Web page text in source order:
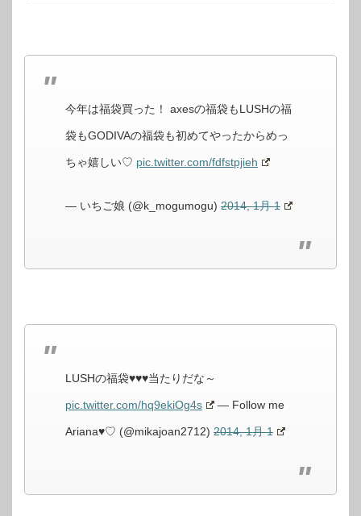
今年は福袋買った！ axesの福袋もLUSHの福
袋もGODIVAの福袋も初めてやったからめっ
ちゃ嬉しい♡ pic.twitter.com/fdfstpjieh
— いちご娘 (@k_mogumogu) 2014, 1月 1
LUSHの福袋♥♥♥当たりだな～
pic.twitter.com/hq9ekiOg4s — Follow me
Ariana♥♡ (@mikajoan2712) 2014, 1月 1